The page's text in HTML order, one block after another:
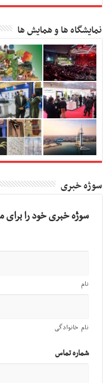
نمایشگاه ها و همایش ها
سوژه خبری
سوژه خبری خود را برای
نام
نام خانوادگی
شماره تماس